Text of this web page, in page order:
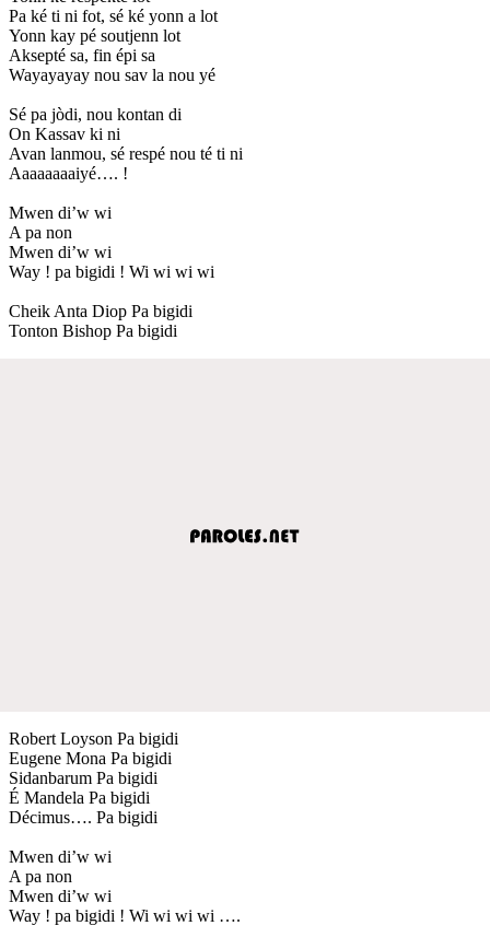
Pa ké ti ni fot, sé ké yonn a lot
Yonn kay pé soutjenn lot
Aksepté sa, fin épi sa
Wayayayay nou sav la nou yé
Sé pa jòdi, nou kontan di
On Kassav ki ni
Avan lanmou, sé respé nou té ti ni
Aaaaaaaaiyé…. !
Mwen di’w wi
A pa non
Mwen di’w wi
Way ! pa bigidi ! Wi wi wi wi
Cheik Anta Diop Pa bigidi
Tonton Bishop Pa bigidi
Robert Loyson Pa bigidi
Eugene Mona Pa bigidi
Sidanbarum Pa bigidi
É Mandela Pa bigidi
Décimus…. Pa bigidi
Mwen di’w wi
A pa non
Mwen di’w wi
Way ! pa bigidi ! Wi wi wi wi ….